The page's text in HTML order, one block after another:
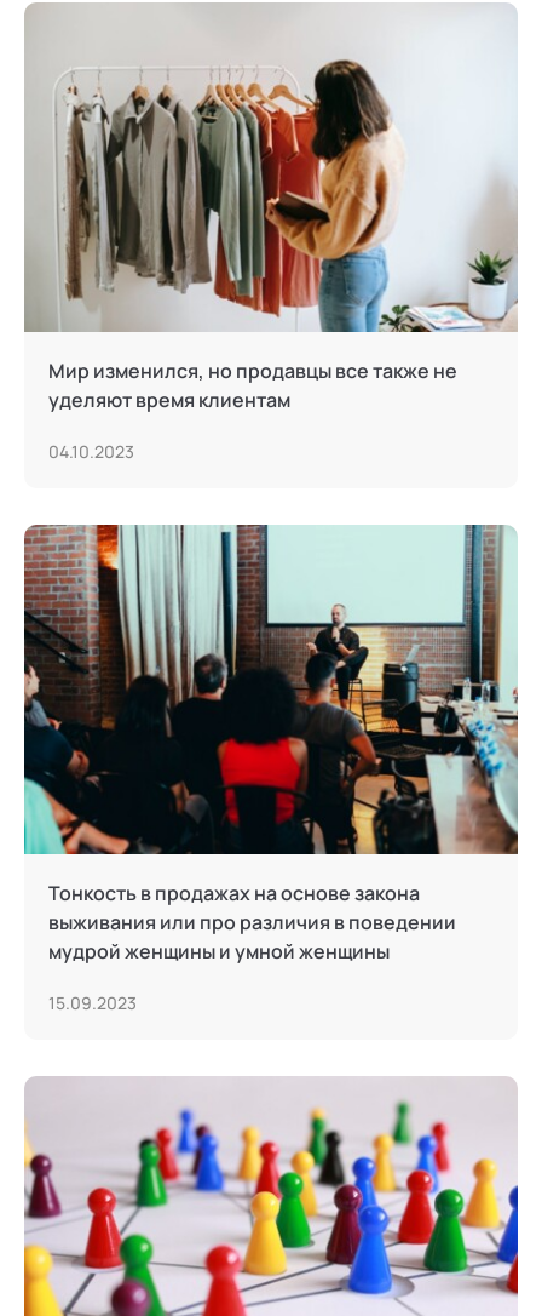
Мир изменился, но продавцы все также не
уделяют время клиентам
04.10.2023
Тонкость в продажах на основе закона
выживания или про различия в поведении
мудрой женщины и умной женщины
15.09.2023